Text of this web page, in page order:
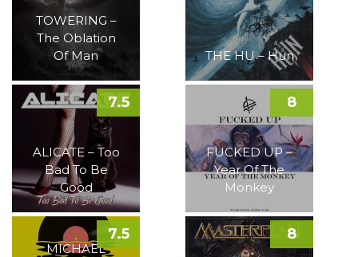
TOWERING –
The Oblation
Of Man
THE HU – Hun
ALICATE – Too
Bad To Be
Good
7.5
FUCKED UP –
Year Of The
Monkey
8
MICHAEL
7.5 8